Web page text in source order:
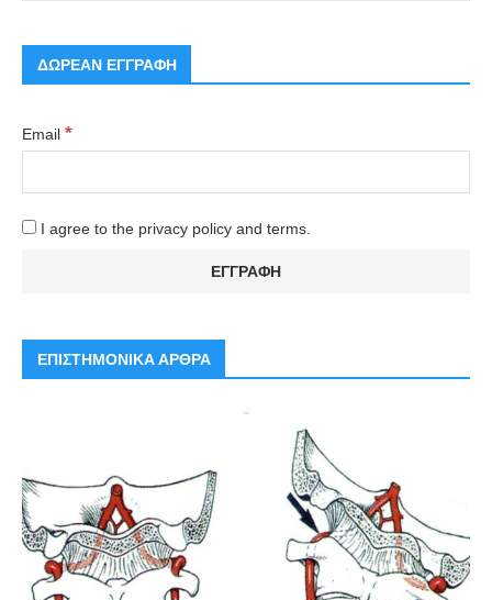
ΔΩΡΕΑΝ ΕΓΓΡΑΦΗ
Email *
I agree to the privacy policy and terms.
ΕΠΙΣΤΗΜΟΝΙΚΑ ΑΡΘΡΑ